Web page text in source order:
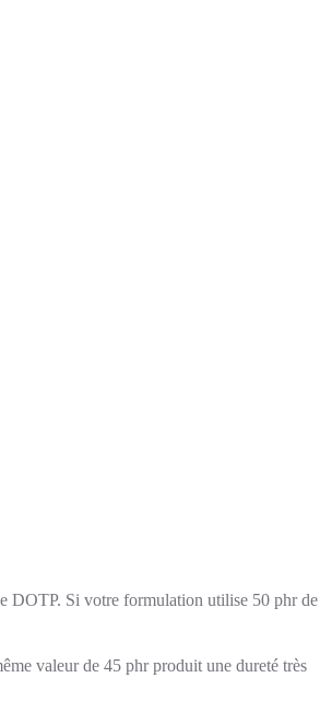
DOTP. Si votre formulation utilise 50 phr de
valeur de 45 phr produit une dureté très